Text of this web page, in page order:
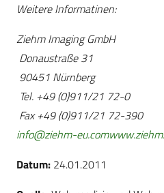
Weitere Informatinen:
Ziehm Imaging GmbH
Donaustraße 31
90451 Nürnberg
Tel. +49 (0)911/21 72-0
Fax +49 (0)911/21 72-390
info@ziehm-eu.com
Datum: 24.01.2011